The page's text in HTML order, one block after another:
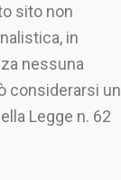
sito non
in
nessuna
considerarsi un
Legge n. 62